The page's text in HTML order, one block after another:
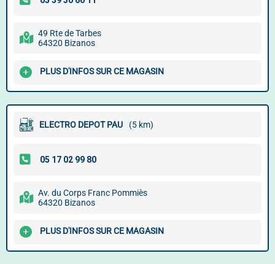
49 Rte de Tarbes
64320 Bizanos
PLUS D'INFOS SUR CE MAGASIN
ELECTRO DEPOT PAU (5 km)
Av. du Corps Franc Pommiès
64320 Bizanos
PLUS D'INFOS SUR CE MAGASIN